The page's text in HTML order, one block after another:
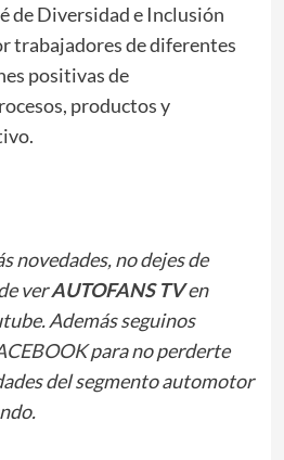
de Diversidad e Inclusión
trabajadores de diferentes
positivas de
productos y
novedades, no dejes de
ver AUTOFANS TVen
Además seguinos
para no perderte
del segmento automotor